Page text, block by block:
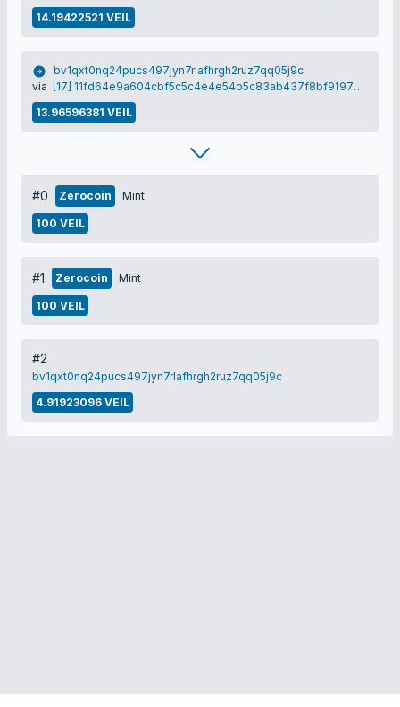
14.19422521 VEIL
bv1qxt0nq24pucs497jyn7rlafhrgh2ruz7qq05j9c
via
[17] 11fd64e9a604cbf5c5c4e4e54b5c83ab437f8bf919725bc889b24668040eb4fd
13.96596381 VEIL
#0 Zerocoin Mint
100 VEIL
#1 Zerocoin Mint
100 VEIL
#2
bv1qxt0nq24pucs497jyn7rlafhrgh2ruz7qq05j9c
4.91923096 VEIL